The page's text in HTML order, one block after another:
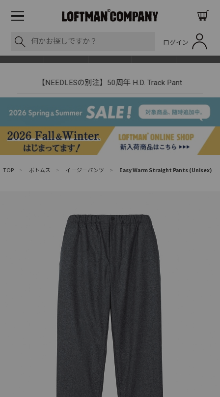
ログイン
【NEEDLESの別注】50周年 H.D. Track Pant
TOP > ボトムス > イージーパンツ > Easy Warm Straight Pants (Unisex)